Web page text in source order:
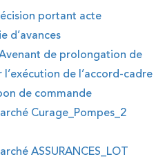
portant acte
d’avances
de prolongation de
de l’accord-cadre
de commande
Curage_Pompes_2
ASSURANCES_LOT